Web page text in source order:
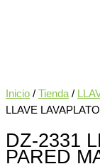
Inicio / Tienda /
LLAVE
DZ-2331
PARED